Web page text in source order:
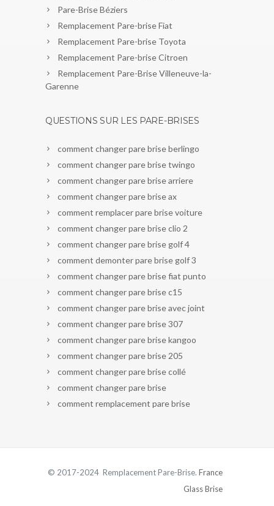
Pare-Brise Béziers
Remplacement Pare-brise Fiat
Remplacement Pare-brise Toyota
Remplacement Pare-brise Citroen
Remplacement Pare-Brise Villeneuve-la-
Garenne
QUESTIONS SUR LES PARE-BRISES
comment changer pare brise berlingo
comment changer pare brise twingo
comment changer pare brise arriere
comment changer pare brise ax
comment remplacer pare brise voiture
comment changer pare brise clio 2
comment changer pare brise golf 4
comment demonter pare brise golf 3
comment changer pare brise fiat punto
comment changer pare brise c15
comment changer pare brise avec joint
comment changer pare brise 307
comment changer pare brise kangoo
comment changer pare brise 205
comment changer pare brise collé
comment changer pare brise
comment remplacement pare brise
© 2017-2024 Remplacement Pare-Brise. France
Glass Brise